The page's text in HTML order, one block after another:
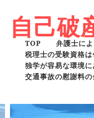
自己破
TOP 弁護士に
税理士の受験資格
独学が容易な環境に
交通事故の慰謝料